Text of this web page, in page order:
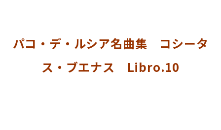
パコ・デ・ルシア名曲集 コシータ
ス・ブエナス Libro.10